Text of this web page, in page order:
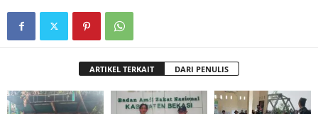
ARTIKEL TERKAIT DARI PENULIS